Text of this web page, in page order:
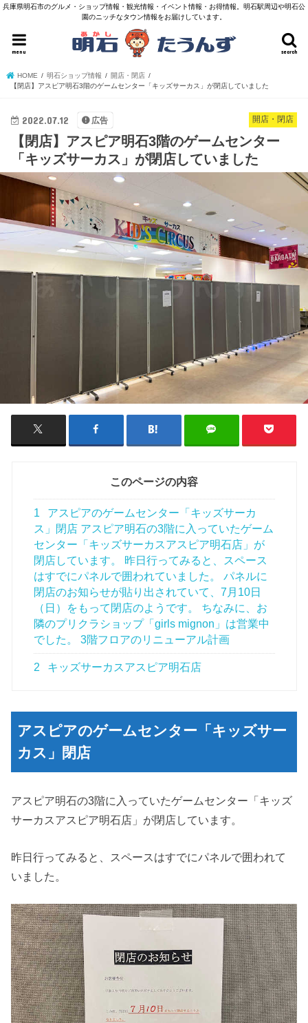
兵庫県明石市のグルメ・ショップ情報・観光情報・イベント情報・お得情報。明石駅周辺や明石公
園のニッチなタウン情報をお届けしています。
search
menu
HOME 明石ショップ情報
開店・閉店
【閉店】アスピア明石3階のゲームセンター「キッズサーカス」が閉店していました
開店・閉店
2022.07.12 広告
【閉店】アスピア明石3階のゲームセンター
「キッズサーカス」が閉店していました
このページの内容
1
アスピアのゲームセンター「キッズサーカ
ス」閉店 アスピア明石の3階に入っていたゲーム
センター「キッズサーカスアスピア明石店」が
閉店しています。 昨日行ってみると、スペース
はすでにパネルで囲われていました。 パネルに
閉店のお知らせが貼り出されていて、7月10日
（日）をもって閉店のようです。 ちなみに、お
隣のプリクラショップ「girls mignon」は営業中
でした。 3階フロアのリニューアル計画
2 キッズサーカスアスピア明石店
アスピアのゲームセンター「キッズサー
カス」閉店
アスピア明石の3階に入っていたゲームセンター「キッズ
サーカスアスピア明石店」が閉店しています。
昨日行ってみると、スペースはすでにパネルで囲われて
いました。